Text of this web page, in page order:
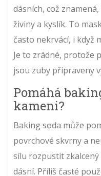
dásních, což
živiny a kyslík. To
často nekrvácí, i když
Je to zrádné, protože
jsou zuby připraveny
Pomáhá
kameni?
Baking soda může
povrchové skvrny a
sílu rozpustit
dásní. Příliš časté